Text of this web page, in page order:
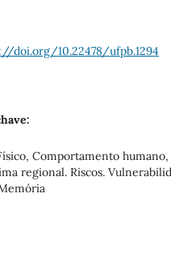
doi.org/10.22478/ufpb.1294
Comportamento
regional. Riscos.